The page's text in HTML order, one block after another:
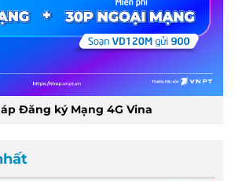
Đăng ký Mạng 4G Vina